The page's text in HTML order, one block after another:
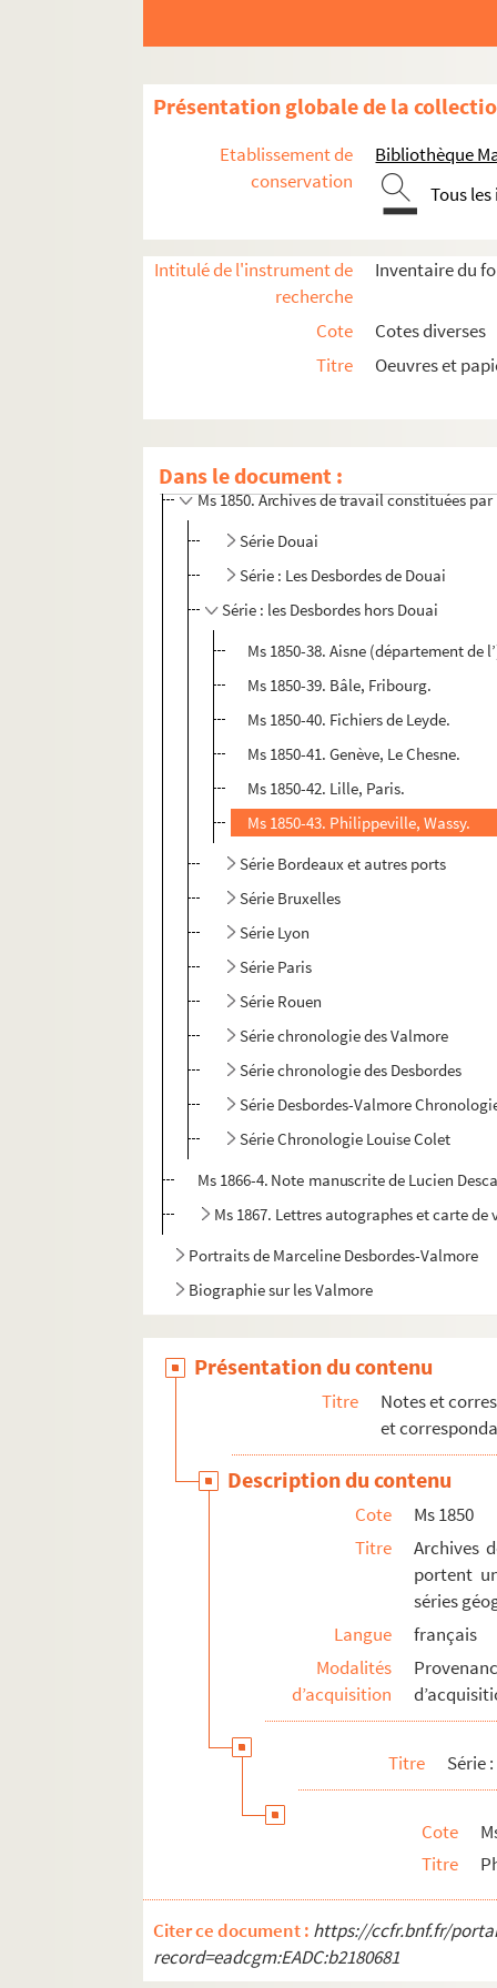
Présentation globale de la
Etablissement de
conservation
Bibliothèque
Tous
Intitulé de l'instrument de
recherche
Inventaire du
Cote
Cotes diverses
Titre
Oeuvres et
Dans le document :
Ms 1750-51. Lettre autographe d'Arthur
Ms 1750-52. Lettre dactylographiée signée
Ms 1750-53. Lettre autographe d'Henry
Ms 1750-56. Enveloppe de lettre
Ms 1750-57. Notes de travail d'Arthur
Ms 1750-75. Lettre autographe d'A. Joly au
Ms 1766-225. Lettre autographe d'A.H.
Ms 1766-226. Lettre autographe de Jean
Ms 1766-227. Lettre autographe
Ms 1793. Lettres adressées à Lucien
Ms 1850. Archives de travail constituées
Série Douai
Série : Les Desbordes de Douai
Série : les Desbordes hors Douai
Ms 1850-38. Aisne (département de
Ms 1850-39. Bâle, Fribourg.
Ms 1850-40. Fichiers de Leyde.
Ms 1850-41. Genève, Le Chesne.
Ms 1850-42. Lille, Paris.
Ms 1850-43. Philippeville, Wassy.
Série Bordeaux et autres ports
Série Bruxelles
Série Lyon
Série Paris
Série Rouen
Série chronologie des Valmore
Série chronologie des Desbordes
Série Desbordes-Valmore
Série Chronologie Louise Colet
Ms 1866-4. Note manuscrite de Lucien
Ms 1867. Lettres autographes et carte de
Portraits de Marceline Desbordes-Valmore
Biographie sur les Valmore
Présentation du contenu
Titre
Notes et
et
Description du contenu
Cote
Ms 1850
Titre
Archives
portent
séries
Langue
français
Modalités
d’acquisition
Titre Série
Cote
Titre
Citer ce document : https://ccfr.bnf.fr/
record=eadcgm:EADC:b2180681